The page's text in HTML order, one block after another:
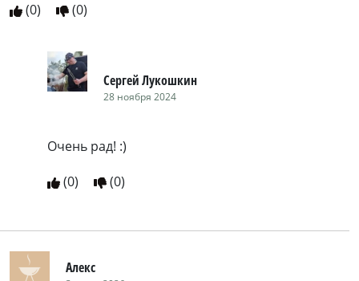
(0) (0)
Сергей Лукошкин
28 ноября 2024
Очень рад! :)
(0) (0)
Алекс